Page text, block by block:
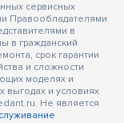
сервисных
Правообладателями
в
в гражданский
срок гарантии
и сложности
моделях и
выгодах и условиях
Не является